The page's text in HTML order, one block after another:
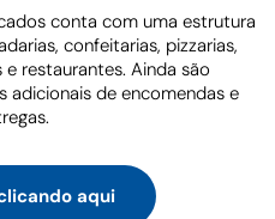
conta com uma estrutura
confeitarias, pizzarias,
restaurantes. Ainda são
adicionais de encomendas e
aqui